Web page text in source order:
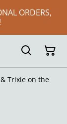
ORDERS,
Trixie on the